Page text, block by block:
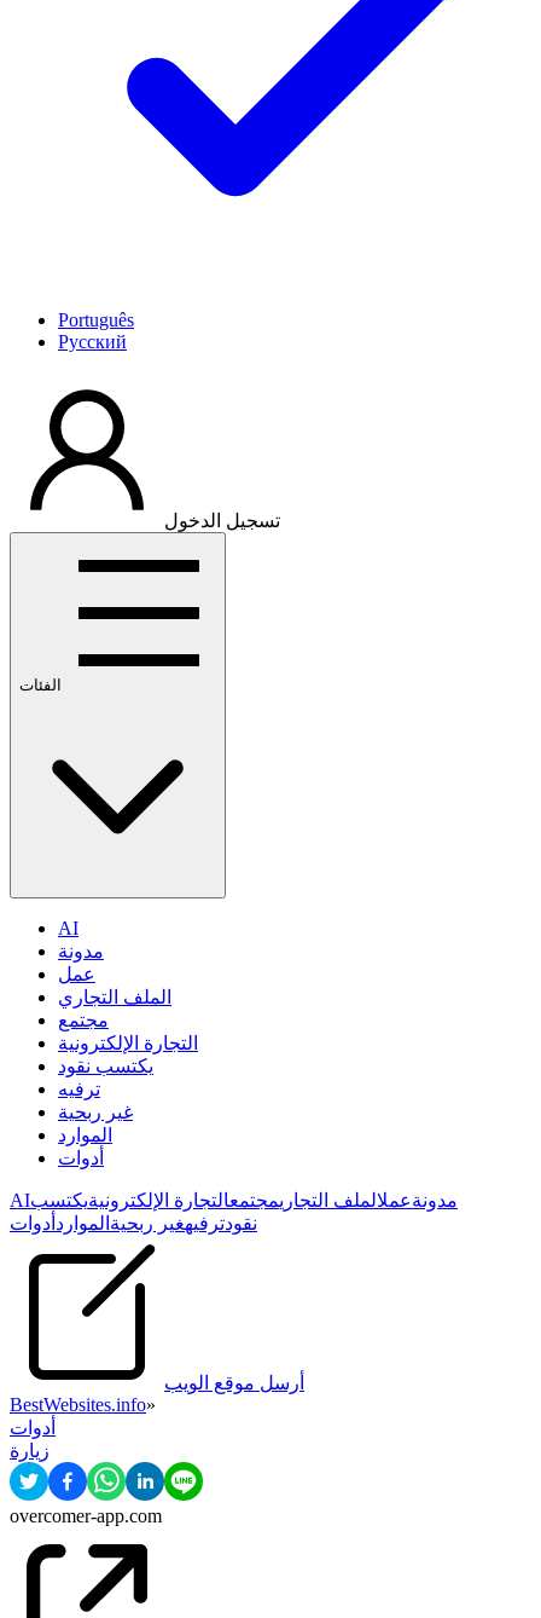
Português
Pусский
تسجيل الدخول
الفئات
AI
مدونة
عمل
الملف التجاري
مجتمع
التجارة الإلكترونية
يكتسب نقود
ترفيه
غير ربحية
الموارد
أدوات
AI مدونةعملالملف التجاريمجتمعالتجارة الإلكترونيةيكتسب
نقودترفيهغير ربحية الموارد أدوات
أرسل موقع الويب
BestWebsites.info»
أدوات
زيارة
overcomer-app.com